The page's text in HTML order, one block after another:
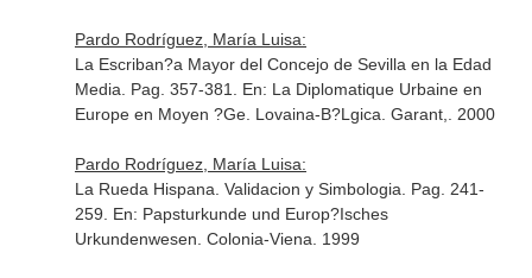
Pardo Rodríguez, María Luisa:
La Escriban?a Mayor del Concejo de Sevilla en la Edad
Media. Pag. 357-381. En: La Diplomatique Urbaine en
Europe en Moyen ?Ge. Lovaina-B?Lgica. Garant,. 2000
Pardo Rodríguez, María Luisa:
La Rueda Hispana. Validacion y Simbologia. Pag. 241-
259. En: Papsturkunde und Europ?Isches
Urkundenwesen . Colonia-Viena. 1999